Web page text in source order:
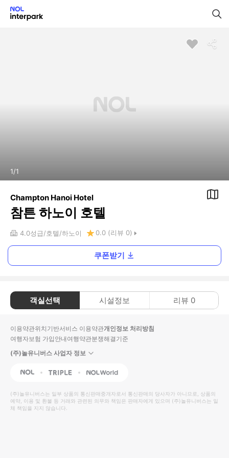
1/1
Champton Hanoi Hotel
참튼 하노이 호텔
4.0성급 호텔 하노이 0.0 (리뷰 0)
쿠폰받기
객실선택 시설정보 리뷰 0
이용약관위치기반서비스 이용약관개인정보 처리방침
여행자보험 가입안내여행약관분쟁해결기준
(주)놀유니버스 사업자 정보
NOL Triple Interpark Global
(주)놀유니버스는 일부 상품의 통신판매중개자로서 통신판매의 당사자가 아니므로, 상품의
예약, 이용 및 환불 등 거래와 관련된 의무와 책임은 판매자에게 있으며 (주)놀유니버스는 일
체 책임을 지지 않습니다.